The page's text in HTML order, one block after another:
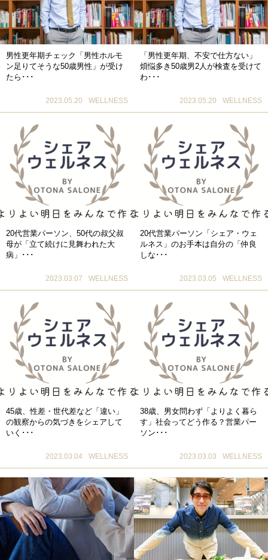
男性更年期チェック「男性ホルモ
ン足りてそうな50歳男性」が受け
たら･･･
2023.05.20 WELLNESS
「男性更年期、不安で仕方ない」
煩悩多き50歳男2人が検査を受けて
わ･･･
2023.05.20 WELLNESS
20代営業パーソン、50代の叔父叔
母が「立て続けに見舞われた大
病」･･･
2023.03.07 WELLNESS
20代営業パーソン「シェア・ウェ
ルネス」のお手本は自分の「仲良
しな･･･
2023.03.05 WELLNESS
45歳、性差・世代差など「違い」
の観察からの気づきをシェアして
いく･･･
2023.03.04 WELLNESS
38歳、男女問わず「よりよく暮ら
す」社会ってどう作る？営業パー
ソン･･･
2023.03.03 WELLNESS